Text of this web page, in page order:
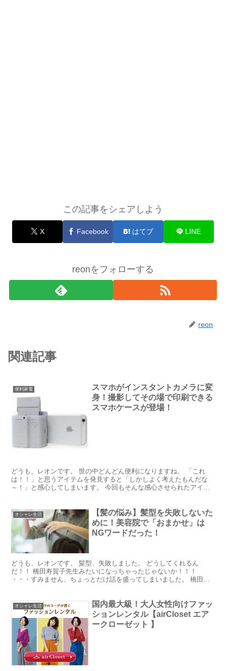
この記事をシェアしよう
X Facebook はてブ LINE
reonをフォローする
reon
関連記事
便利家電
スマホがインスタントカメラに変
身！撮影してその場で印刷できる
スマホケースが登場！
どうも、レオンです。 世の中どんどん便利になりますね。 「これ
は！！」と思うアイテムを発見すると「しかしよく考えたもんだな
～！」と感心してしまいます。 今回もそんな感心させられたアイテ
オシャレ生活
【髪の悩み】髪型を失敗しないた
めに！美容院で「おまかせ」は
NGワードだった！
どうも、レオンです。 髪型、失敗しました。 どうしてくれるん
だ！！ 橋田寿賀子先生みたいになっちゃったじゃないか！！！
・・・すみません、ちょっとだけ話を盛ってしまいました。 橋田寿
オシャレ生活
国内最大級！大人女性向けファッ
ションレンタル【airCloset エア
ークローゼット 】